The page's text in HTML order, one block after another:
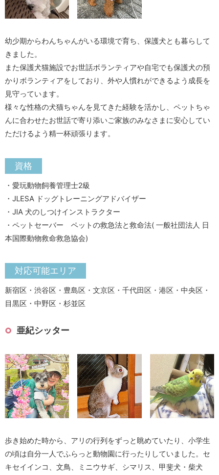
幼少期からわんちゃんがいる環境で育ち、保護犬とも暮らして
きました。
また保護犬猫施設でお世話ボランティアや自宅でも保護犬の預
かりボランティアをしており、外や人慣れができるよう成長を
見守っています。
様々な性格の犬猫ちゃんを見てきた経験を活かし、ペットちゃ
んに合わせたお世話で寄り添いご家族のみなさまに安心してい
ただけるよう精一杯頑張ります。
資格
・愛玩動物飼養管理士2級
・JLESA ドッグトレーニングアドバイザー
・JIA 犬のしつけインストラクター
・ペットセーバー ペットの救急法と救命法( 一般社団法人 日
本国際動物救命救急協会)
対応可能エリア
新宿区・渋谷区・豊島区・文京区・千代田区・港区・中央区・
目黒区・中野区・杉並区
亜紀シッター
歩き始めた時から、アリの行列をずっと眺めていたり、小学生
の頃は自分一人でふらっと動物園に行ったりしていました。セ
キセイインコ、文鳥、ミニウサギ、シマリス、甲斐犬・柴犬